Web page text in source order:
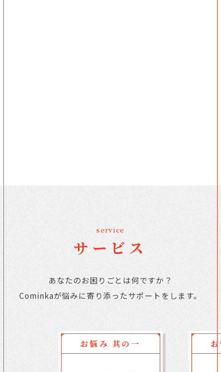
service
サービス
あなたのお困りごとは何ですか？
Cominkaが悩みに寄り添ったサポートをします。
お悩み 其の一